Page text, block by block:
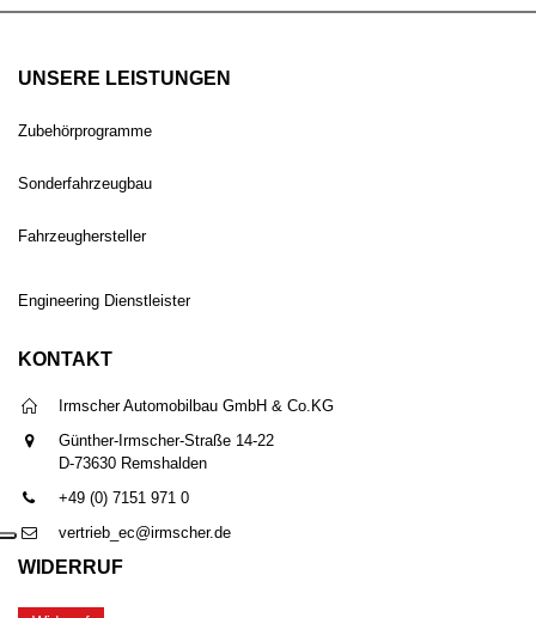
UNSERE LEISTUNGEN
Zubehörprogramme
Sonderfahrzeugbau
Fahrzeughersteller
Engineering Dienstleister
KONTAKT
Irmscher Automobilbau GmbH & Co.KG
Günther-Irmscher-Straße 14-22
D-73630 Remshalden
+49 (0) 7151 971 0
vertrieb_ec@irmscher.de
WIDERRUF